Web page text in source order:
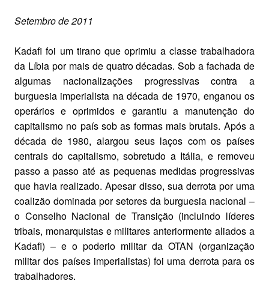
Setembro de 2011
Kadafi foi um tirano que oprimiu a classe trabalhadora
da Líbia por mais de quatro décadas. Sob a fachada de
algumas nacionalizações progressivas contra a
burguesia imperialista na década de 1970, enganou os
operários e oprimidos e garantiu a manutenção do
capitalismo no país sob as formas mais brutais. Após a
década de 1980, alargou seus laços com os países
centrais do capitalismo, sobretudo a Itália, e removeu
passo a passo até as pequenas medidas progressivas
que havia realizado. Apesar disso, sua derrota por uma
coalizão dominada por setores da burguesia nacional –
o Conselho Nacional de Transição (incluindo líderes
tribais, monarquistas e militares anteriormente aliados a
Kadafi) – e o poderio militar da OTAN (organização
militar dos países imperialistas) foi uma derrota para os
trabalhadores.